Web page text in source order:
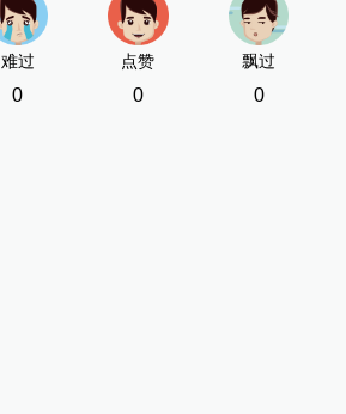
难过
0
点赞
0
飘过
0